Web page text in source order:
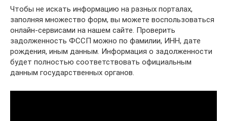
Чтобы не искать информацию на разных порталах,
заполняя множество форм, вы можете воспользоваться
онлайн-сервисами на нашем сайте. Проверить
задолженность ФССП можно по фамилии, ИНН, дате
рождения, иным данным. Информация о задолженности
будет полностью соответствовать официальным
данным государственных органов.